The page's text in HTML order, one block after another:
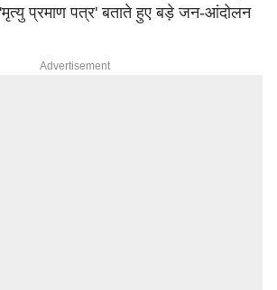
प्रमाण पत्र' बताते हुए बड़े जन-आंदोलन
Advertisement